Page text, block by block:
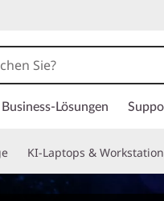
Business-Lösungen
KI-Laptops &